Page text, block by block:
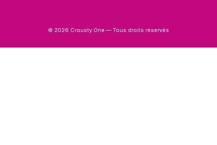
© 2026 Crousty One — Tous droits réservés